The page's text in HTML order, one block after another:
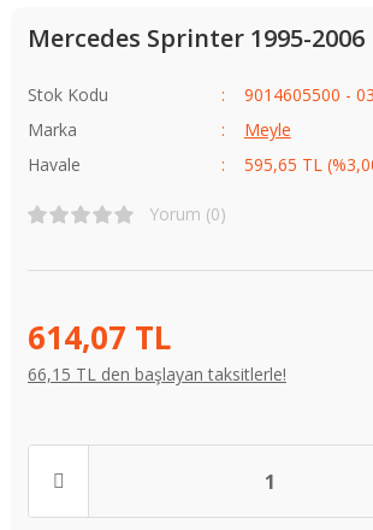
Mercedes Sprinter 1995-
Stok Kodu
9014605500 -
Marka
Meyle
Havale
595,65 TL
Yorum (0)
614,07 TL
66,15 TL den başlayan taksitlerle!